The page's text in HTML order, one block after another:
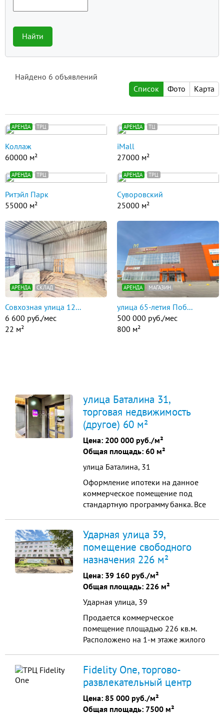
Найти
Найдено 6 объявлений
Список
Фото Карта
АРЕНДА ТРЦ
Коллаж
60000 м²
АРЕНДА ТЦ
iMall
27000 м²
АРЕНДА ТРЦ
Ритэйл Парк
55000 м²
АРЕНДА ТРЦ
Суворовский
25000 м²
АРЕНДА СКЛАД
Совхозная улица 12...
6 600 руб./мес
22 м²
АРЕНДА МАГАЗИН
улица 65-летия Поб...
500 000 руб./мес
800 м²
улица Баталина 31,
торговая недвижимость
(другое) 60 м²
Цена: 200 000 руб./м²
Общая площадь: 60 м²
улица Баталина, 31
Оформление ипотеки на данное
коммерческое помещение под
стандартную программу банка. Все
помещение предлагается к
продаже с действующим
долгосрочным арендатором.
Коммерческое помещение №6
расположено на первой линии и
имеет возможность...
Ударная улица 39,
помещение свободного
назначения 226 м²
Цена: 39 160 руб./м²
Общая площадь: 226 м²
Ударная улица, 39
Продается коммерческое
помещение площадью 226 кв.м.
Расположено на 1-м этаже жилого
вход. Развитой район: рядом
несколько средних, специальных и
высших учебных заведений, жилых
домов, общественных зданий, что
Fidelity One, торгово-
развлекательный центр
Цена: 85 000 руб./м²
Общая площадь: 7500 м²